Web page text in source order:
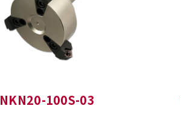
NKN20-100S-03